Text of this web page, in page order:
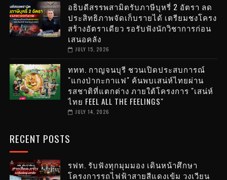
อธิบดีสรรพสามิตรับภาษีบุหรี่ 2 อัตรา ลด
ประสิทธิภาพจัดเก็บรายได้ เตรียมชงโครง
สร้างอัตราเดียว รอรับฟังนักวิชาการก่อน
เสนอคลัง
JULY 15, 2026
ททท. กาญจนบุรี ชวนเปิดประสบการณ์
"แกงป่ากะกาแฟ" ค้นพบเสน่ห์ไทยผ่าน
รสชาติที่แตกต่าง ภายใต้โครงการ "เสน่ห์
ไทย FEEL ALL THE FEELINGS"
JULY 14, 2026
RECENT POSTS
รฟท. รับฟังทุกมุมมอง เดินหน้าศึกษา
โครงการรถไฟฟ้าสายสีแดงเข้ม วงเวียน